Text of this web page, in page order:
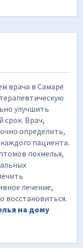
врача в Самаре
улучшить
срок. Врач,
определить,
пациента.
похмелья,
лечение,
восстановиться.
на дому